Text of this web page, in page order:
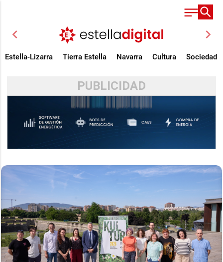
chevron_left chevron_right
Estella-Lizarra Tierra Estella Navarra Cultura Sociedad
PUBLICIDAD